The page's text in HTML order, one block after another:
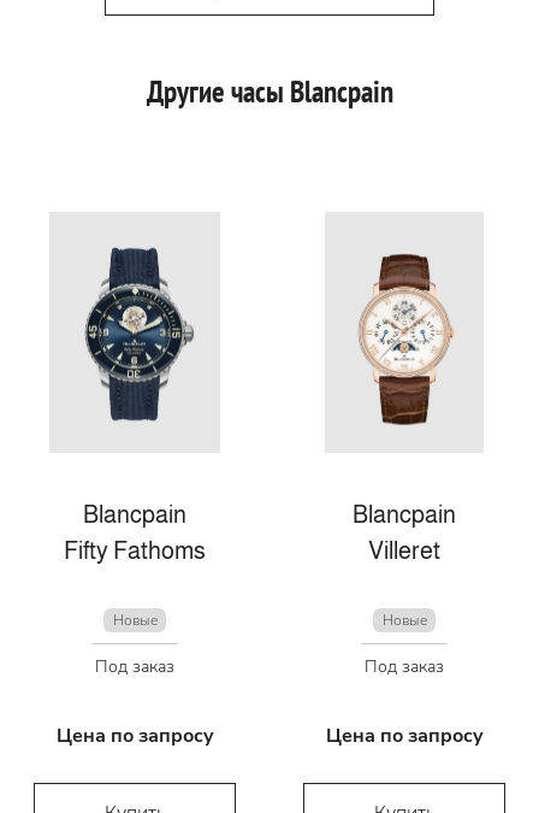
Другие часы Blancpain
Blancpain
Fifty Fathoms
Новые
Под заказ
Цена по запросу
Blancpain
Villeret
Новые
Под заказ
Цена по запросу